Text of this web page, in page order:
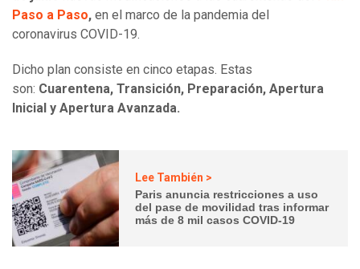
Paso a Paso, en el marco de la pandemia del
coronavirus COVID-19.
Dicho plan consiste en cinco etapas. Estas
son: Cuarentena, Transición, Preparación, Apertura
Inicial y Apertura Avanzada.
Lee También >
Paris anuncia restricciones a uso
del pase de movilidad tras informar
más de 8 mil casos COVID-19